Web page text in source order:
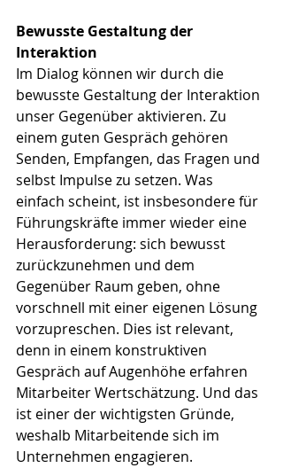
Bewusste Gestaltung der
Interaktion
Im Dialog können wir durch die
bewusste Gestaltung der Interaktion
unser Gegenüber aktivieren. Zu
einem guten Gespräch gehören
Senden, Empfangen, das Fragen und
selbst Impulse zu setzen. Was
einfach scheint, ist insbesondere für
Führungskräfte immer wieder eine
Herausforderung: sich bewusst
zurückzunehmen und dem
Gegenüber Raum geben, ohne
vorschnell mit einer eigenen Lösung
vorzupreschen. Dies ist relevant,
denn in einem konstruktiven
Gespräch auf Augenhöhe erfahren
Mitarbeiter Wertschätzung. Und das
ist einer der wichtigsten Gründe,
weshalb Mitarbeitende sich im
Unternehmen engagieren.